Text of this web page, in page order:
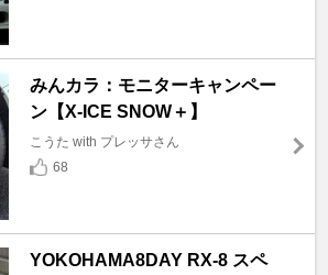
みんカラ：モニターキャンペー
ン【X-ICE SNOW＋】
こうた with プレッサさん
68
YOKOHAMA8DAY RX-8 スペ